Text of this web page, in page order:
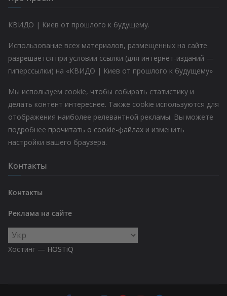
КВИДО | Киев от прошлого к будущему.
Использование всех материалов, размещенных на сайте
разрешается при условии ссылки (для интернет-изданий —
гиперссылки) на «КВИДО | Киев от прошлого к будущему»
Мы используем cookie, чтобы собирать статистику и
делать контент интереснее. Также cookie используются для
отображения наиболее релевантной рекламы. Вы можете
подробнее прочитать о cookie-файлах и изменить
настройки вашего браузера.
Контакты
Контакты
Реклама на сайте
Выбрать
язык
Хостинг — HOSTiQ